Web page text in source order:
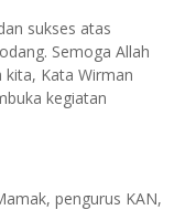
sukses atas
Semoga Allah
kita, Kata Wirman
kegiatan
pengurus KAN,